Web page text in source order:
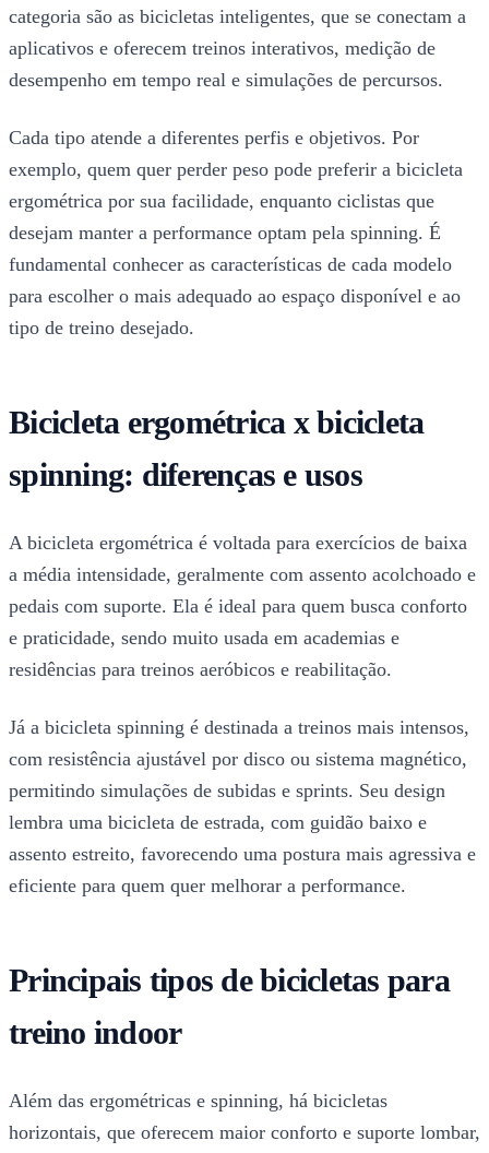
categoria são as bicicletas inteligentes, que se conectam a
aplicativos e oferecem treinos interativos, medição de
desempenho em tempo real e simulações de percursos.
Cada tipo atende a diferentes perfis e objetivos. Por
exemplo, quem quer perder peso pode preferir a bicicleta
ergométrica por sua facilidade, enquanto ciclistas que
desejam manter a performance optam pela spinning. É
fundamental conhecer as características de cada modelo
para escolher o mais adequado ao espaço disponível e ao
tipo de treino desejado.
Bicicleta ergométrica x bicicleta
spinning: diferenças e usos
A bicicleta ergométrica é voltada para exercícios de baixa
a média intensidade, geralmente com assento acolchoado e
pedais com suporte. Ela é ideal para quem busca conforto
e praticidade, sendo muito usada em academias e
residências para treinos aeróbicos e reabilitação.
Já a bicicleta spinning é destinada a treinos mais intensos,
com resistência ajustável por disco ou sistema magnético,
permitindo simulações de subidas e sprints. Seu design
lembra uma bicicleta de estrada, com guidão baixo e
assento estreito, favorecendo uma postura mais agressiva e
eficiente para quem quer melhorar a performance.
Principais tipos de bicicletas para
treino indoor
Além das ergométricas e spinning, há bicicletas
horizontais, que oferecem maior conforto e suporte lombar,